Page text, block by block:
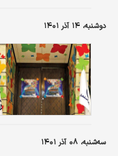
دوشنبه، ۱۴ آذر ۱۴۰۱
سه‌شنبه، ۰۸ آذر ۱۴۰۱